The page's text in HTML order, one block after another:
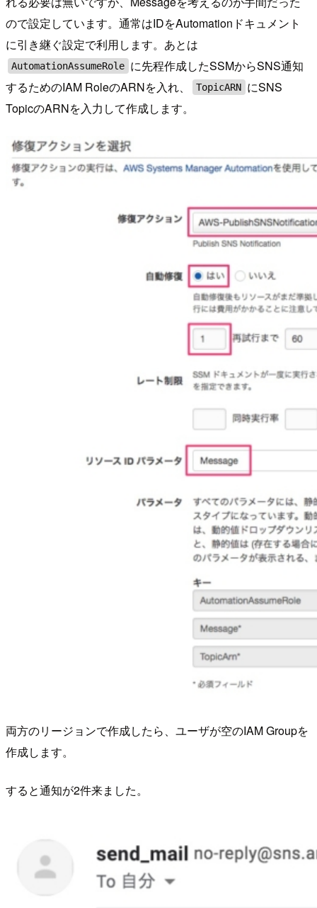
ので設定しています。通常はIDをAutomationドキュメント
に引き継ぐ設定で利用します。あとは
AutomationAssumeRole に先程作成したSSMからSNS通知
するためのIAM RoleのARNを入れ、
TopicARN にSNS
TopicのARNを入力して作成します。
両方のリージョンで作成したら、ユーザが空のIAM Groupを
作成します。
すると通知が2件来ました。